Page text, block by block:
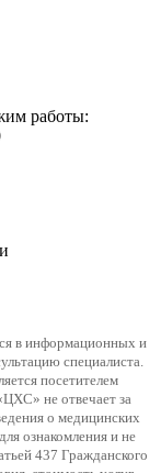
работы:
в информационных и
специалиста.
посетителем
не отвечает за
о медицинских
ознакомления и не
437 Гражданского